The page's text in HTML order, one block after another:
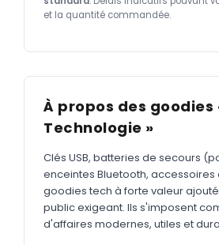
et la quantité commandée.
À propos des goodies
Technologie »
Clés USB, batteries de secours
enceintes Bluetooth, accessoires
goodies tech à forte valeur
public exigeant. Ils s'imposent
d'affaires modernes, utiles et